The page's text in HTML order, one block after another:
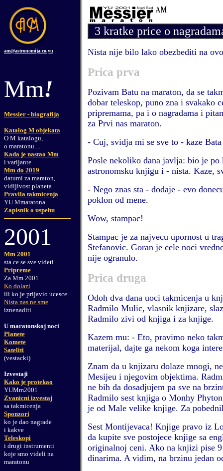
am@astronomija.co.yu
Mm!
Messier - biografija
Katalog M objekata
O M katalogu,
o maratonu....
Kada je nastao Mm
i varijante
Mm do 2019
datumi za maraton,
vidljivost planeta
Pravila takmicenja
YU Mmaratona
Zapisnik o uspehu
2001
Mm 2001
sta ce se sve videti
Pripreme
Za Mm 2001
Ko dolazi
ili ko je prijavio ucesce
Nista nas ne sme
iznenaditi
U maratonskoj noci
Planete
Komete
Sateliti
(vestacki)
Izvestaji
Kako je protekao
YUMm2001
Zvanicni izvestaj
sa takmicenja
Sponzori
ko je dao nagrade
i kakve
Teleskopi
i drugi instrumenti
koje smo videli na
maratonu
3 kratke price o
Nista nije bilo lako obezbediti na
Prica prva
Pozivam Batu na maraton, da se
dobar teleskop, puno zna i svakako
pripremama, pa i o nagradama i
za Prvi nas maraton.
- Cuj, svidja mi se sve to - kaze
Posle nekoliko dana javlja: bio je po
astronomsku knjigu i - nista. Kaze,
- Nego znas sta - dodaje - evo
poklon od mene.
Wow, stampac!
Stampac je za najvecu upornost u
Stefanovic. Goran je cele noci
nije ogranulo.
Prica druga
Odoh dva dana uoci takmicenja u
Radmilo Mulic, vlasnik knjizare,
Radmilo zivi od knjiga i za knjige.
Kazem mu: - Eto, pravimo neko
materijal, dajte ga nekom koga
Znam da u knjizaru dolaze mnogi,
Mesijeu i njegovim objektima.
ne bih da dosadjujem pa sve na
Radmilo sest knjiga o Monhy
je od Male velike knjige. Za
Sest Montijevaca! Knjige pravo iz
da kupite sve postojece knjige sa
originalnoj ceni. Ako na knjizi pise
dinarima. A vidim, na brzinu jedan